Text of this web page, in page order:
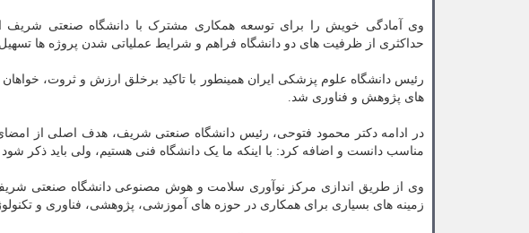
وی آمادگی خویش را برای توسعه همکاری مشترک با دانشگاه صنعتی شریف
حداکثری از ظرفیت های دو دانشگاه فراهم و شرایط عملیاتی شدن پروژه ها
رئیس دانشگاه علوم پزشکی ایران همینطور با تاکید برخلق ارزش و ثروت،
های پژوهش و فناوری شد.
در ادامه دکتر محمود فتوحی، رئیس دانشگاه صنعتی شریف، هدف اصلی از
مناسب دانست و اضافه کرد: با اینکه ما یک دانشگاه فنی هستیم، ولی باید ذکر
وی از طریق اندازی مرکز نوآوری سلامت و هوش مصنوعی دانشگاه صنعتی شریف
زمینه های بسیاری برای همکاری در حوزه های آموزشی، پژوهشی، فناوری و